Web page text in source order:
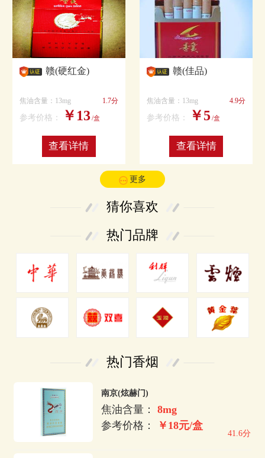
赣(硬红金)
焦油含量：13mg 1.7分
参考价格： ￥13/盒
查看详情
赣(佳品)
焦油含量：13mg 4.9分
参考价格： ￥5 /盒
查看详情
更多
猜你喜欢
热门品牌
热门香烟
南京(炫赫门)
焦油含量：8mg
参考价格：
￥18元/盒
41.6分